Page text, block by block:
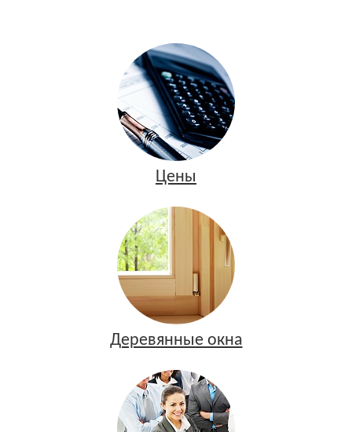
Цены
Деревянные окна